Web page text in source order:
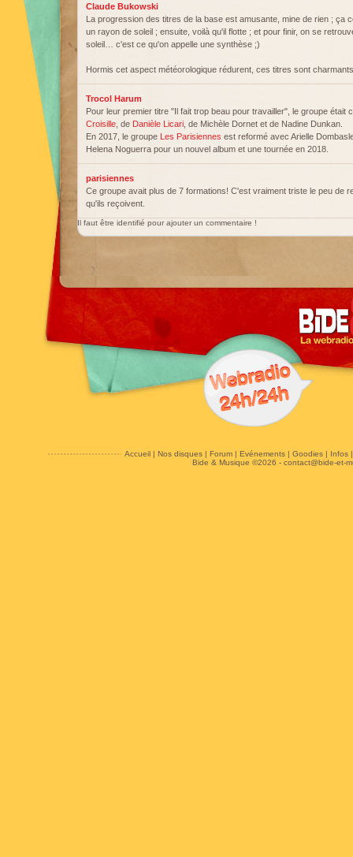
Claude Bukowski
La progression des titres de la base est amusante, mine de rien ; ça
un rayon de soleil ; ensuite, voilà qu'il flotte ; et pour finir, on se
soleil… c'est ce qu'on appelle une synthèse ;)
Hormis cet aspect météorologique rédurent, ces titres sont
Trocol Harum
Pour leur premier titre "Il fait trop beau pour travailler", le groupe était
Croisille , de Danièle Licari , de Michèle Dornet et de Nadine Dunkan.
En 2017, le groupe Les Parisiennes est reformé avec Arielle
Helena Noguerra pour un nouvel album et une tournée en 2018.
parisiennes
Ce groupe avait plus de 7 formations! C'est vraiment triste le peu de
qu'ils reçoivent.
Il faut être identifié pour ajouter un commentaire !
Accueil| Nos disques| Forum| Evénements| Goodies| Infos
Bide & Musique ©2026 - contact@bide-et-